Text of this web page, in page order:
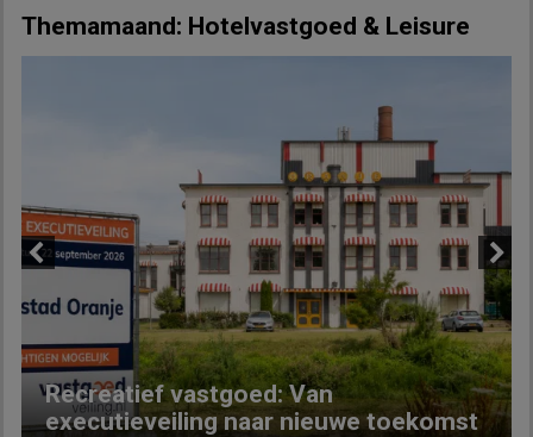
Themamaand: Hotelvastgoed & Leisure
Recreatief vastgoed: Van
executieveiling naar nieuwe toekomst
Next